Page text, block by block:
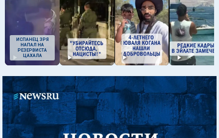
ИСПАНЕЦ ЗРЯ
НАПАЛ НА
РЕЗЕРВИСТА
ЦАХАЛА